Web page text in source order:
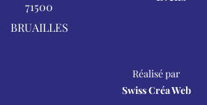
71500
BRUAILLES
a
Réalisé par
Swiss Créa Web